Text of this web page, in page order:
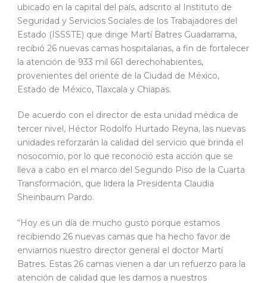
ubicado en la capital del país, adscrito al Instituto de
Seguridad y Servicios Sociales de los Trabajadores del
Estado (ISSSTE) que dirige Martí Batres Guadarrama,
recibió 26 nuevas camas hospitalarias, a fin de fortalecer
la atención de 933 mil 661 derechohabientes,
provenientes del oriente de la Ciudad de México,
Estado de México, Tlaxcala y Chiapas.
De acuerdo con el director de esta unidad médica de
tercer nivel, Héctor Rodolfo Hurtado Reyna, las nuevas
unidades reforzarán la calidad del servicio que brinda el
nosocomio, por lo que reconoció esta acción que se
lleva a cabo en el marco del Segundo Piso de la Cuarta
Transformación, que lidera la Presidenta Claudia
Sheinbaum Pardo.
“Hoy es un día de mucho gusto porque estamos
recibiendo 26 nuevas camas que ha hecho favor de
enviarnos nuestro director general el doctor Martí
Batres. Estas 26 camas vienen a dar un refuerzo para la
atención de calidad que les damos a nuestros